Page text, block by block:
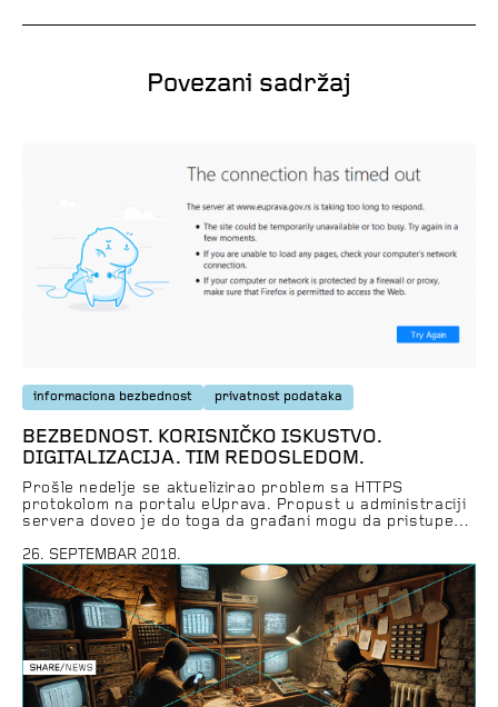
Povezani sadržaj
informaciona bezbednost privatnost podataka
BEZBEDNOST. KORISNIČKO ISKUSTVO.
DIGITALIZACIJA. TIM REDOSLEDOM.
Prošle nedelje se aktuelizirao problem sa HTTPS
protokolom na portalu eUprava. Propust u administraciji
servera doveo je do toga da građani mogu da pristupe
koja nije adekvatno zaštićena, naročito kad su u pitanju
lični podaci. Kancelarija za informacione tehnologije i
elektronsku upravu (ITE) Vlade Srbije, […]
26. SEPTEMBAR 2018.